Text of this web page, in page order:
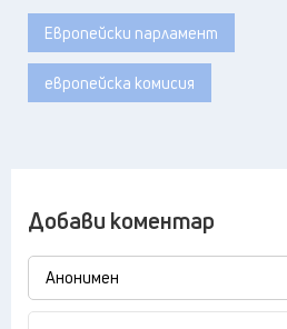
Европейски парламент
европейска комисия
Добави коментар